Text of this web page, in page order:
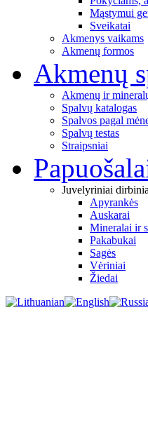
Mąstymui
Sveikatai
Akmenys vaikams
Akmenų formos
Akmenų
Akmenų ir
Spalvų katalogas
Spalvos pagal
Spalvų testas
Straipsniai
Juvelyriniai
Apyrankės
Auskarai
Mineralai ir
Pakabukai
Sagės
Vėriniai
Žiedai